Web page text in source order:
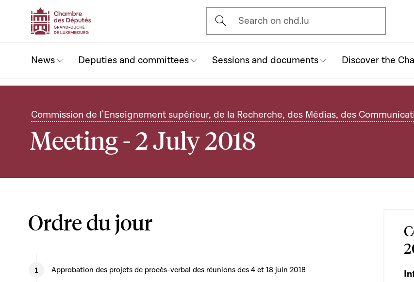
Ouvrir l'écran de recherche
Search on chd.lu
News Deputies and committees Sessions and documents Discover the
Commission de l'Enseignement supérieur, de la Recherche, des Médias, des
Meeting - 2 July 2018
Ordre du jour
Approbation des projets de procès-verbal des réunions des 4 et 18 juin 2018